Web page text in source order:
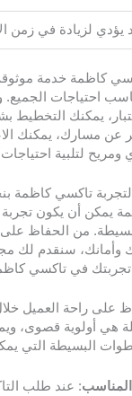
يؤدي لزيادة في زمن
كاظمة خدمة
احتياجات الجميع.
يمكنك التخطيط
عن مسارك، يمكنك
لتلبية
تاكسي كاظمة
يمكن أن يكون تجربة
من الحفاظ على
وأمانك، سنقدم لك
في تاكسي
على راحة العميل
هي أولوية قصوى،
البسيطة التي
المناسب: عند طلب